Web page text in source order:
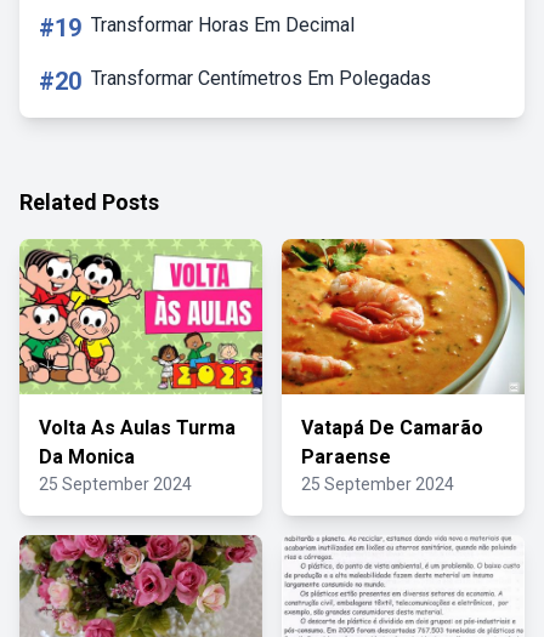
#19 Transformar Horas Em Decimal
#20 Transformar Centímetros Em Polegadas
Related Posts
Volta As Aulas Turma
Da Monica
25 September 2024
Vatapá De Camarão
Paraense
25 September 2024